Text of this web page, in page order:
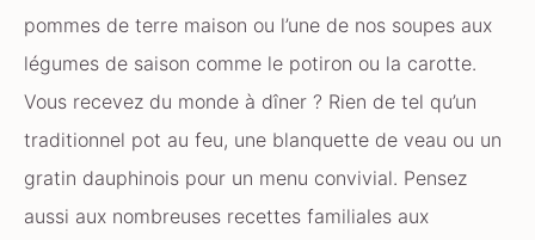
pommes de terre maison ou l’une de nos soupes aux
légumes de saison comme le potiron ou la carotte.
Vous recevez du monde à dîner ? Rien de tel qu’un
traditionnel pot au feu, une blanquette de veau ou un
gratin dauphinois pour un menu convivial. Pensez
aussi aux nombreuses recettes familiales aux